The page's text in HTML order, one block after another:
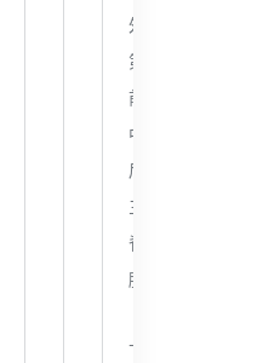
外侧丘系
第四脑室髓质皮纹
前听纹
中听纹
后听纹
三叉神经丘脑脊髓
脊髓小脑前束
脑桥听觉连合
下丘脑脊髓束